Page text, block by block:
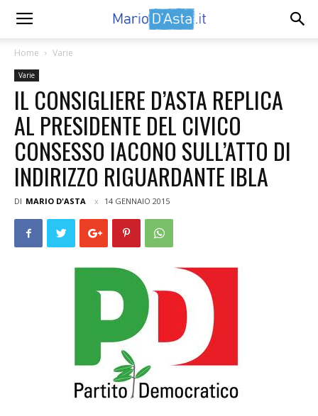
Home Varie
Varie
IL CONSIGLIERE D’ASTA REPLICA
AL PRESIDENTE DEL CIVICO
CONSESSO IACONO SULL’ATTO DI
INDIRIZZO RIGUARDANTE IBLA
DI MARIO D'ASTA 14 GENNAIO 2015